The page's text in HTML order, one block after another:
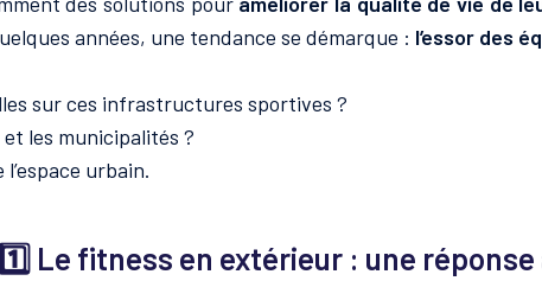
années, une tendance se démarque : l’essor des
sur ces infrastructures sportives ?
les municipalités ?
urbain.
Le fitness en extérieur : une réponse